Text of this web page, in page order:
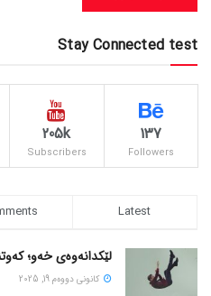
Stay Connected test
137
Followers
205k
Subscribers
Latest
لێکدانەوەی خەو؛
كانونی دووه‌م 19, 2025